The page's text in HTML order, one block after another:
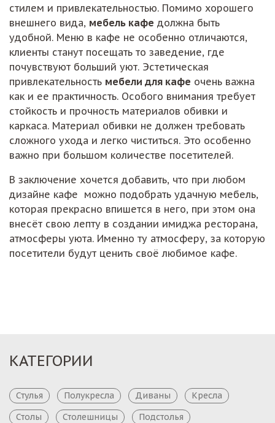
стилем и привлекательностью. Помимо хорошего
внешнего вида, мебель кафе должна быть
удобной. Меню в кафе не особенно отличаются,
клиенты станут посещать то заведение, где
почувствуют больший уют. Эстетическая
привлекательность мебели для кафе очень важна
как и ее практичность. Особого внимания требует
стойкость и прочность материалов обивки и
каркаса. Материал обивки не должен требовать
сложного ухода и легко чиститься. Это особенно
важно при большом количестве посетителей.
В заключение хочется добавить, что при любом
дизайне кафе можно подобрать удачную мебель,
которая прекрасно впишется в него, при этом она
внесёт свою лепту в создании имиджа ресторана,
атмосферы уюта. Именно ту атмосферу, за которую
посетители будут ценить своё любимое кафе.
КАТЕГОРИИ
Стулья Полукресла Диваны
Кресла
Столы
Столешницы
Подстолья